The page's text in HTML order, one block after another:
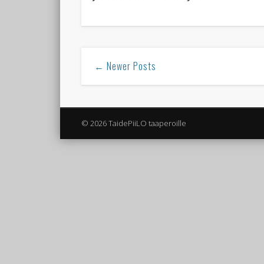
← Newer Posts
© 2026 TaidePiiLO taaperoille